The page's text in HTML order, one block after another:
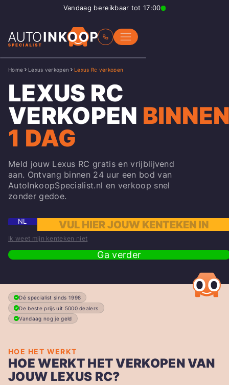
Vandaag bereikbaar tot 17:00
Home Lexus verkopen Lexus Rc verkopen
LEXUS RC
VERKOPEN
1 DAG
Meld jouw Lexus RC gratis en vrijblijvend
aan. Ontvang binnen 24 uur een bod van
AutoInkoopSpecialist.nl en verkoop snel
zonder gedoe.
NL
Ik weet mijn kenteken niet
Ga verder
Dé specialist sinds 1998
De beste prijs uit 5000 dealers
Vandaag nog je geld
HOE HET WERKT
HOE WERKT HET VERKOPEN VAN
JOUW LEXUS RC?